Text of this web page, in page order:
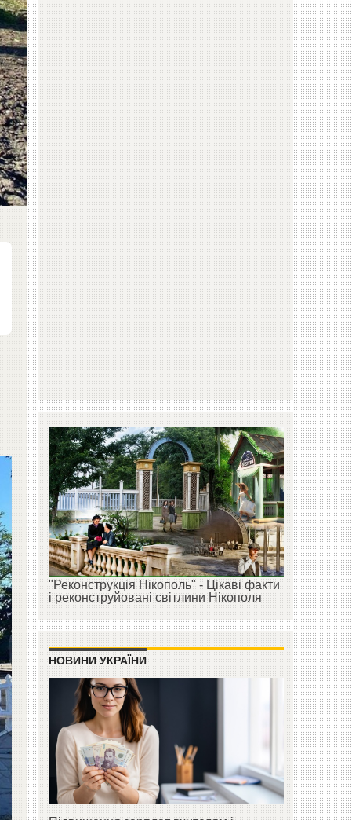
"Реконструкція Нікополь" - Цікаві факти
і реконструйовані світлини Нікополя
НОВИНИ УКРАЇНИ